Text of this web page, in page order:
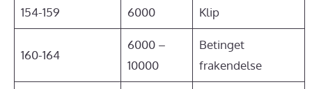
154-159 6000 Klip
160-164
6000 –
10000
Betinget
frakendelse